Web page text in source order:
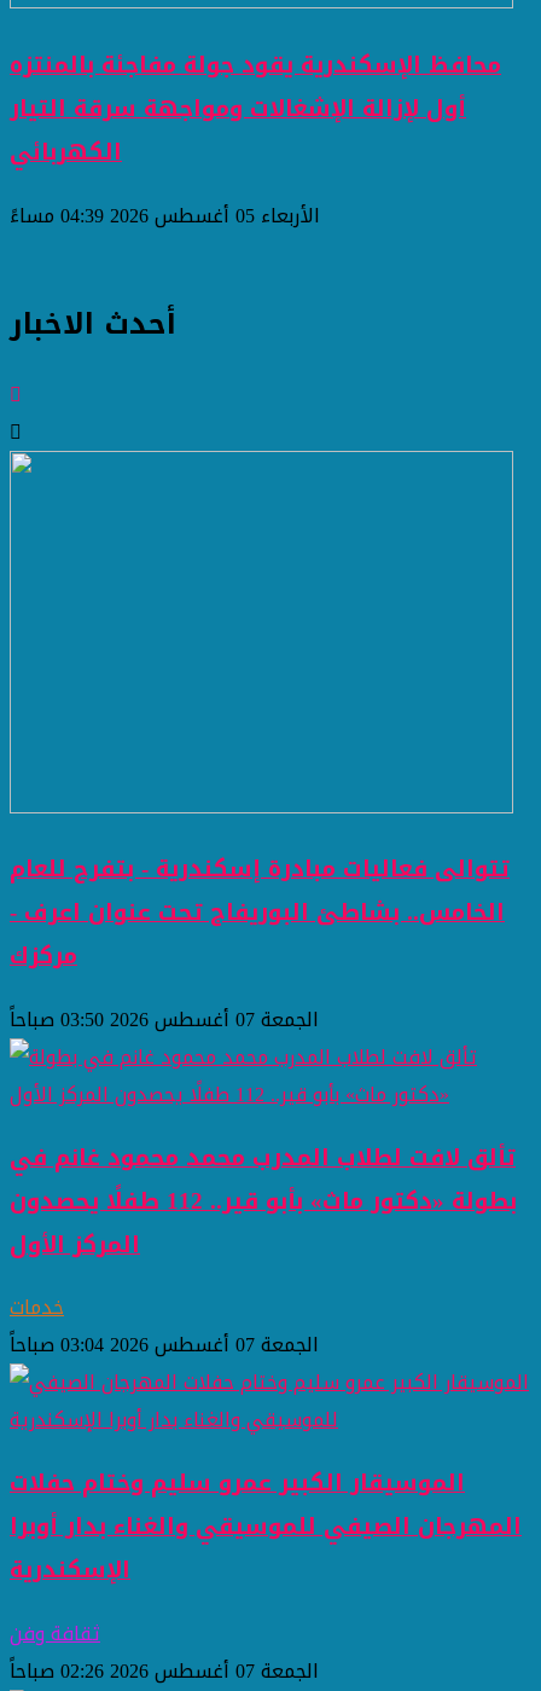
محافظ الإسكندرية يقود جولة مفاجئة بالمنتزه
أول لإزالة الإشغالات ومواجهة سرقة التيار
الكهربائي
الأربعاء 05 أغسطس 2026 04:39 مساءً
أحدث الاخبار
تتوالى فعاليات مبادرة إسكندرية - بتفرح للعام
الخامس.. بشاطئ البوريفاج تحت عنوان اعرف -
مركزك
الجمعة 07 أغسطس 2026 03:50 صباحاً
تألق لافت لطلاب المدرب محمد محمود غانم في
بطولة «دكتور ماث» بأبو قير.. 112 طفلًا يحصدون
المركز الأول
خدمات
الجمعة 07 أغسطس 2026 03:04 صباحاً
الموسيقار الكبير عمرو سليم وختام حفلات
المهرجان الصيفي للموسيقي والغناء بدار أوبرا
الإسكندرية
ثقافة وفن
الجمعة 07 أغسطس 2026 02:26 صباحاً